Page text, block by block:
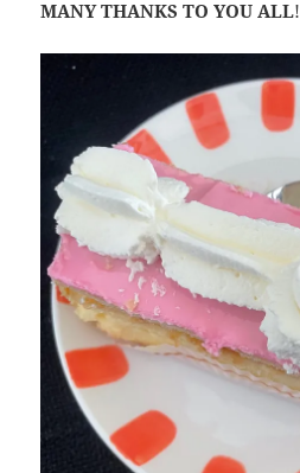
MANY THANKS TO YOU ALL!